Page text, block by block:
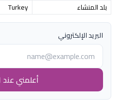
بلد المنشاء
Turkey
البريد الإلكتروني
أعلمني عند